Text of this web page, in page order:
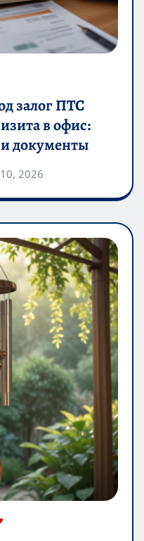
залог ПТС
в офис:
документы
2026